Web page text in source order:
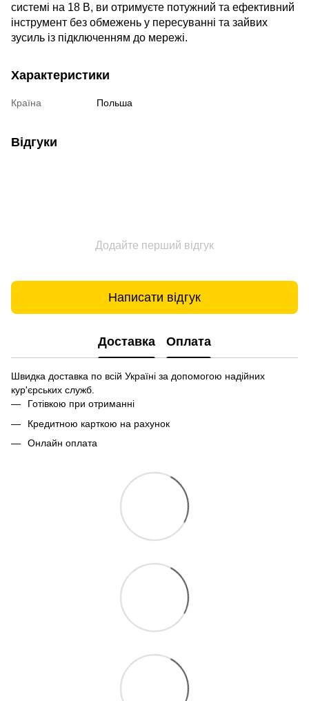
системі на 18 В, ви отримуєте потужний та ефективний
інструмент без обмежень у пересуванні та зайвих
зусиль із підключенням до мережі.
Характеристики
Країна Польша
Відгуки
Додайте перший відгук
Написати відгук
Доставка Оплата
Швидка доставка по всій Україні за допомогою надійних
кур'єрських служб.
Готівкою при отриманні
Кредитною карткою на рахунок
Онлайн оплата